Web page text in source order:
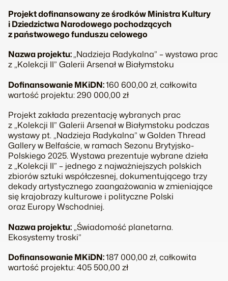
Projekt dofinansowany ze środków Ministra Kultury
i Dziedzictwa Narodowego pochodzących
z państwowego funduszu celowego
Nazwa projektu:„Nadzieja Radykalna” – wystawa prac
z „Kolekcji II” Galerii Arsenał w Białymstoku
Dofinansowanie MKiDN:160 600,00 zł, całkowita
wartość projektu: 290 000,00 zł
Projekt zakłada prezentację wybranych prac
z „Kolekcji II” Galerii Arsenał w Białymstoku podczas
wystawy pt.„Nadzieja Radykalna” w Golden Thread
Gallery w Belfaście, w ramach Sezonu Brytyjsko-
Polskiego 2025. Wystawa prezentuje wybrane dzieła
z „Kolekcji II” – jednego z najważniejszych polskich
zbiorów sztuki współczesnej, dokumentującego trzy
dekady artystycznego zaangażowania w zmieniające
się krajobrazy kulturowe i polityczne Polski
oraz Europy Wschodniej.
Nazwa projektu:„Świadomość planetarna.
Ekosystemy troski”
Dofinansowanie MKiDN:187 000,00 zł, całkowita
wartość projektu: 405 500,00 zł